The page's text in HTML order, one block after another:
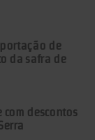
de
da safra de
com descontos